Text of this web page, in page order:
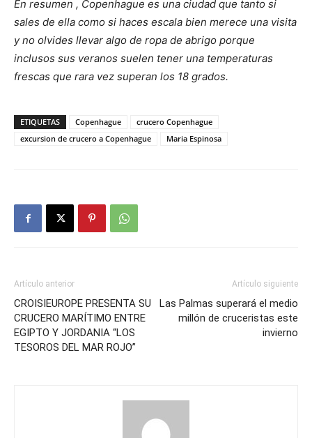
En resumen , Copenhague es una ciudad que tanto si
sales de ella como si haces escala bien merece una visita
y no olvides llevar algo de ropa de abrigo porque
inclusos sus veranos suelen tener una temperaturas
frescas que rara vez superan los 18 grados.
ETIQUETAS Copenhague
crucero Copenhague
excursion de crucero a Copenhague
Maria Espinosa
Artículo anterior
CROISIEUROPE PRESENTA SU
CRUCERO MARÍTIMO ENTRE
EGIPTO Y JORDANIA “LOS
TESOROS DEL MAR ROJO”
Artículo siguiente
Las Palmas superará el medio
millón de cruceristas este
invierno